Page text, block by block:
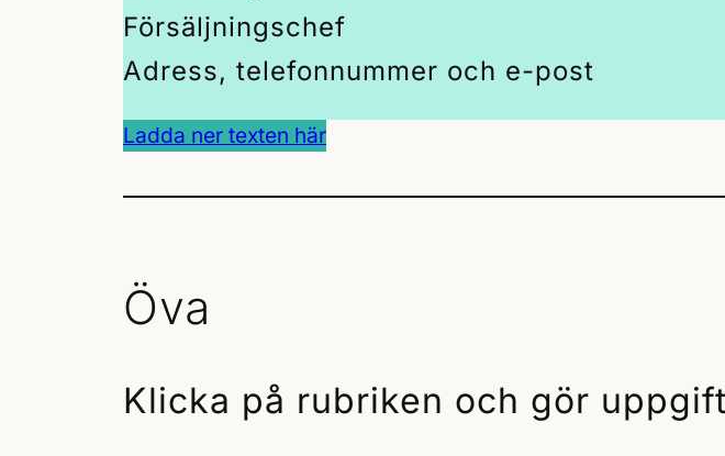
Försäljningschef
Adress, telefonnummer och e-post
Ladda ner texten här
Öva
Klicka på rubriken och gör